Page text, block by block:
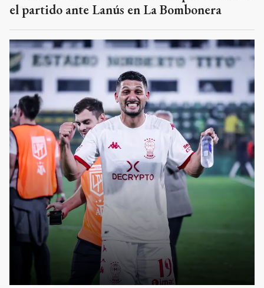
el partido ante Lanús en La Bombonera